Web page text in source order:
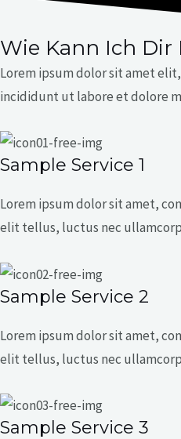
Wie Kann Ich Dir
Lorem ipsum dolor sit amet
incididunt ut labore et dolore
Sample Service 1
Lorem ipsum dolor sit amet,
elit tellus, luctus nec
Sample Service 2
Lorem ipsum dolor sit amet,
elit tellus, luctus nec
Sample Service 3